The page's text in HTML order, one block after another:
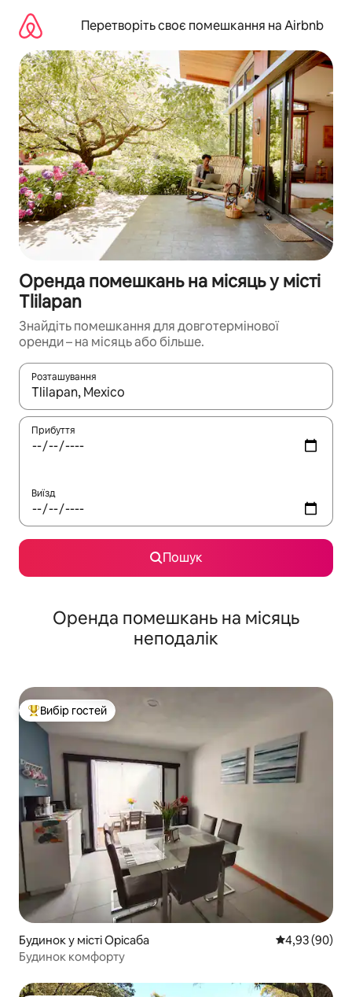
вмісту
Перетворіть своє помешкання на Airbnb
Оренда помешкань на місяць у місті
Tlilapan
Знайдіть помешкання для довготермінової
оренди – на місяць або більше.
Розташування
Отримавши результати пошуку, використовуйте для
Прибуття
Виїзд
Пошук
Оренда помешкань на місяць
неподалік
Топ вибір гостей
Вибір гостей
Будинок у місті Орісаба Середня
4,93 (90)
Будинок комфорту